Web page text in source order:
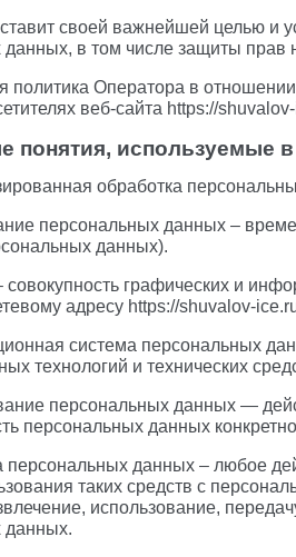
своей важнейшей целью и
в том числе защиты прав
политика Оператора в
веб-сайта https://
понятия, используемые
обработка
персональных данных –
данных).
совокупность графических и
адресу https://shuvalov-
система персональных
технологий и технических
персональных данных —
персональных данных
персональных данных – любое
таких средств с
использование,
данных.